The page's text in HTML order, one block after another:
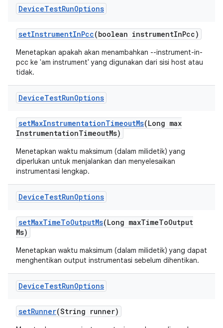
DeviceTestRunOptions
setInstrumentInPcc(boolean instrumentInPcc)
Menetapkan apakah akan menambahkan --instrument-in-
pcc ke 'am instrument' yang digunakan dari sisi host atau
tidak.
DeviceTestRunOptions
setMaxInstrumentationTimeoutMs(Long max
InstrumentationTimeoutMs)
Menetapkan waktu maksimum (dalam milidetik) yang
diperlukan untuk menjalankan dan menyelesaikan
instrumentasi lengkap.
DeviceTestRunOptions
setMaxTimeToOutputMs(Long maxTimeToOutput
Ms)
Menetapkan waktu maksimum (dalam milidetik) yang dapat
menghentikan output instrumentasi sebelum dihentikan.
DeviceTestRunOptions
setRunner(String runner)